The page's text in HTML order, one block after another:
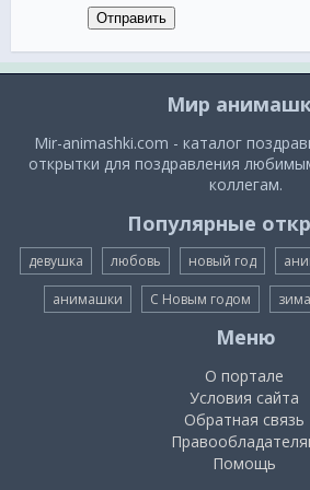
Отправить
Мир
Mir-animashki.com - каталог
открытки для поздравления
коллегам.
Популярные
девушка любовь новый год
анимашки С Новым годом зима
Меню
О портале
Условия сайта
Обратная связь
Помощь